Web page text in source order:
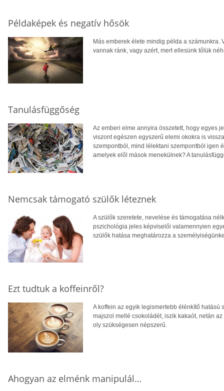
Példaképek és negatív hősök
Más emberek élete mindig példa a
vannak ránk, vagy azért, mert ellesünk tőlük
Tanulásfüggőség
Az emberi elme annyira összetett, hogy egyes
viszont egészen egyszerű elemi okokra is
szempontból, mind lélektani szempontból igen
amelyek elől mások menekülnek? A
Nemcsak támogató szülők léteznek
A szülők szeretete, nevelése és támogatása
pszichológia jeles képviselői valamennyien
szülők hatása meghatározza a
Ezt tudtuk a koffeinről?
A koffein az egyik legismertebb élénkítő hatású
majszol mellé csokoládét, iszik kakaót, netán
oly szükségesen népszerű.
Ahogyan az elménk manipulál…